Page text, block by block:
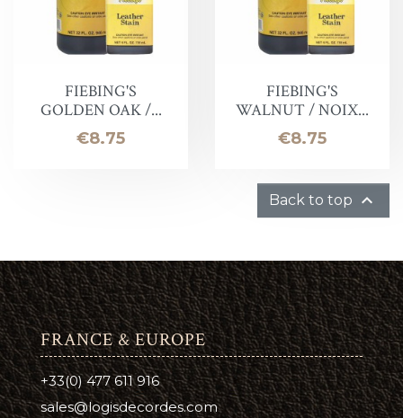
FIEBING'S
GOLDEN OAK /...
Price
€8.75
FIEBING'S
WALNUT / NOIX...
Price
€8.75
Back to top 
FRANCE & EUROPE
+33(0) 477 611 916
sales@logisdecordes.com